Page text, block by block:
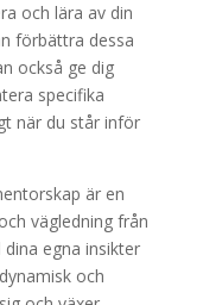
och lära av din
förbättra dessa
också ge dig
specifika
när du står inför
är en
vägledning från
egna insikter
och